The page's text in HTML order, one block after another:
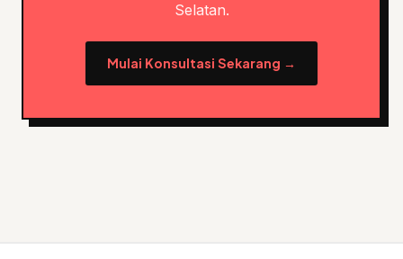
Selatan.
Mulai Konsultasi Sekarang →